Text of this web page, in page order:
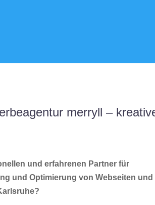
merryll –
und erfahrenen Partner für
und Optimierung von Webseiten und